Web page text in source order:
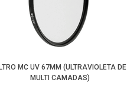
MC UV 67MM (ULTRAVIOLETA DE
MULTI CAMADAS)